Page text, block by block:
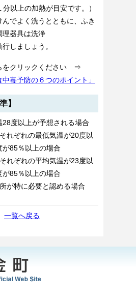
以上の加熱が目安です。）
でよく洗うとともに、ふき
理器具は洗浄
ましょう。
をクリックください ⇒
中毒予防の６つのポイント」
】
度以上が予想される場合
れぞれの最低気温が20度以
が85％以上の場合
れぞれの平均気温が23度以
が85％以上の場合
が特に必要と認める場合
一覧へ戻る